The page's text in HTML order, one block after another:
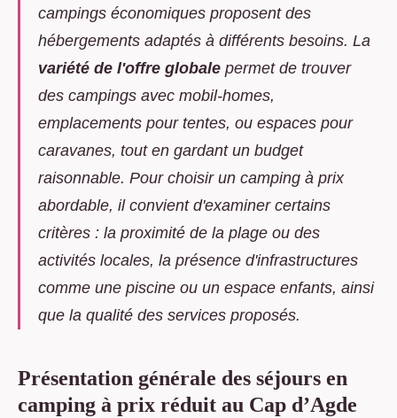
campings économiques proposent des
hébergements adaptés à différents besoins. La
variété de l'offre globale permet de trouver
des campings avec mobil-homes,
emplacements pour tentes, ou espaces pour
caravanes, tout en gardant un budget
raisonnable. Pour choisir un camping à prix
abordable, il convient d'examiner certains
critères : la proximité de la plage ou des
activités locales, la présence d'infrastructures
comme une piscine ou un espace enfants, ainsi
que la qualité des services proposés.
Présentation générale des séjours en
camping à prix réduit au Cap d’Agde